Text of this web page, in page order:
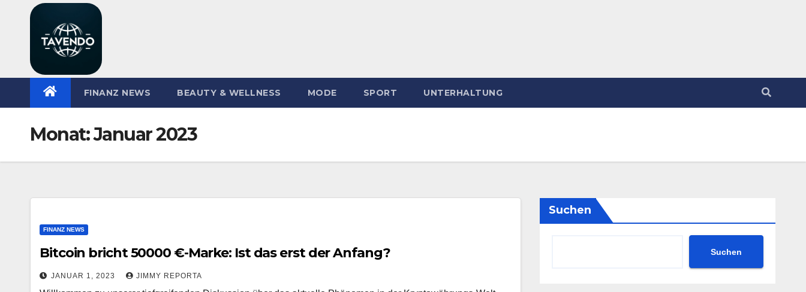
FINANZ NEWS BEAUTY & WELLNESS MODE SPORT UNTERHALTUNG
Monat:Januar 2023
FINANZ NEWS
Bitcoin bricht 50000 €-Marke: Ist das erst der Anfang?
JANUAR 1, 2023 JIMMY REPORTA
Suchen
Suchen